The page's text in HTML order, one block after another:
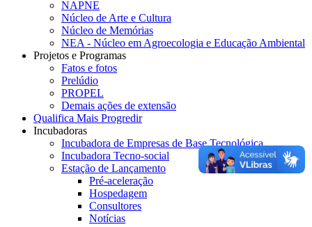
NAPNE
Núcleo de Arte e Cultura
Núcleo de Memórias
NEA - Núcleo em Agroecologia e Educação Ambiental
Projetos e Programas
Fatos e fotos
Prelúdio
PROPEL
Demais ações de extensão
Qualifica Mais Progredir
Incubadoras
Incubadora de Empresas de Base Tecnológica
Incubadora Tecno-social
Estação de Lançamento
Pré-aceleração
Hospedagem
Consultores
Notícias